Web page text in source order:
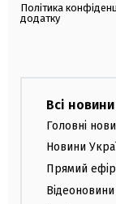
Політика
додатку
Всі новини
Головні
Новини
Прямий ефір
Відеоновини